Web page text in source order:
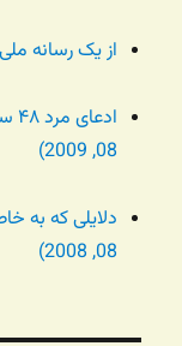
از یک رسانه ملی
08, 2009)
دلایلی که به
08, 2008)